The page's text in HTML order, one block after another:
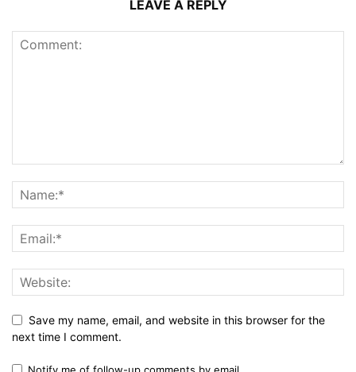
LEAVE A REPLY
Save my name, email, and website in this browser for the
next time I comment.
Notify me of follow-up comments by email.